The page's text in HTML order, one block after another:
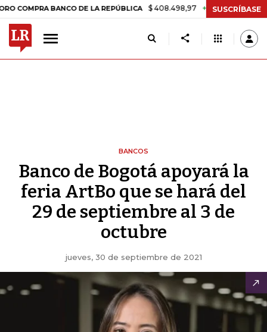
BANCO DE LA REPÚBLICA $ 408.498,97 +$ 8.753,81 +2,19%
SUSCRÍBASE
BANCOS
Banco de Bogotá apoyará la
feria ArtBo que se hará del
29 de septiembre al 3 de
octubre
jueves, 30 de septiembre de 2021